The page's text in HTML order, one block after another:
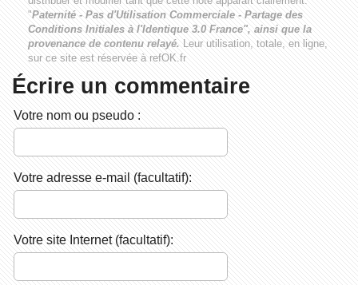
"Paternité - Pas d'Utilisation Commerciale - Partage des
Conditions Initiales à l'Identique 3.0 France", ainsi que la
provenance de contenu relayé. Leur utilisation, totale, en ligne,
sur ce site est réservée à refOK.fr
Écrire un commentaire
Votre nom ou pseudo :
Votre adresse e-mail (facultatif):
Votre site Internet (facultatif):